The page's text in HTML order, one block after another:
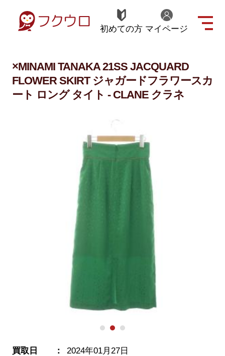
初めての方 マイページ
×MINAMI TANAKA 21SS JACQUARD
FLOWER SKIRT ジャガードフラワースカ
ート ロング タイト - CLANE クラネ
買取日
2024年01月27日